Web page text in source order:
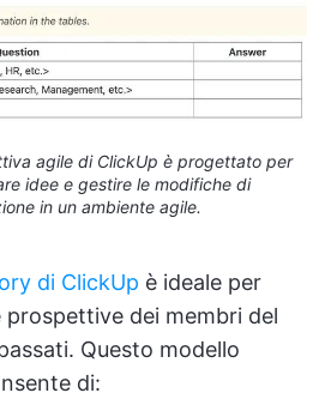
agile di ClickUp è progettato per
idee e gestire le modifiche di
in un ambiente agile.
di ClickUp è ideale per
prospettive dei membri del
Questo modello
di: